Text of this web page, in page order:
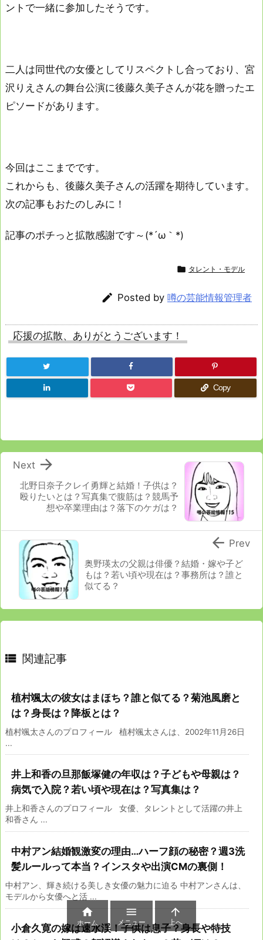
ントで一緒に参加したそうです。
二人は同世代の女優としてリスペクトし合っており、宮
沢りえさんの舞台公演に後藤久美子さんが花を贈ったエ
ピソードがあります。
今回はここまでです。
これからも、後藤久美子さんの活躍を期待しています。
次の記事もおたのしみに！
記事のポチっと拡散感謝です～(*´ω｀*)
 タレント・モデル
 Posted by 噂の芸能情報管理者
応援の拡散、ありがとうございます！
Copy
北野日奈子クレイ勇輝と結婚！子供は？
殴りたいとは？写真集で腹筋は？競馬予
想や卒業理由は？落下のケガは？

Next
奥野瑛太の父親は俳優？結婚・嫁や子ど
もは？若い頃や現在は？事務所は？誰と
似てる？
 Prev
 関連記事
植村颯太の彼女はまほち？誰と似てる？菊池風磨と
は？身長は？降板とは？
植村颯太さんのプロフィール 植村颯太さんは、2002年11月26日
...
井上和香の旦那飯塚健の年収は？子どもや母親は？
病気で入院？若い頃や現在は？写真集は？
井上和香さんのプロフィール 女優、タレントとして活躍の井上
和香さん ...
中村アン結婚観激変の理由…ハーフ顔の秘密？週3洗
髪ルールって本当？インスタや出演CMの裏側！
中村アン、輝き続ける美しき女優の魅力に迫る 中村アンさんは、
モデルから女優へと活 ...
小倉久寛の嫁は速水渓！子供は息子？身長や特技

ホーム

メニュー

上へ